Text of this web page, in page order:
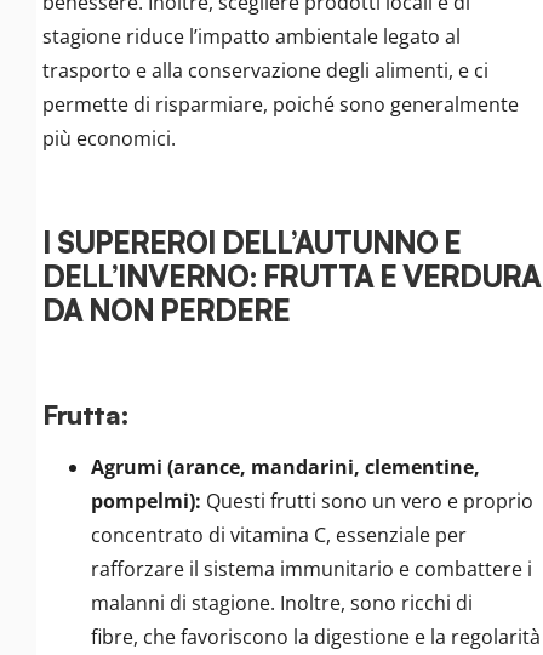
stagione riduce l’impatto ambientale legato al
trasporto e alla conservazione degli alimenti, e ci
permette di risparmiare, poiché sono generalmente
più economici.
I SUPEREROI DELL’AUTUNNO E
DELL’INVERNO: FRUTTA E VERDURA
DA NON PERDERE
Frutta:
Agrumi (arance, mandarini, clementine,
pompelmi): Questi frutti sono un vero e proprio
concentrato di vitamina C, essenziale per
rafforzare il sistema immunitario e combattere i
malanni di stagione. Inoltre, sono ricchi di
fibre, che favoriscono la digestione e la regolarità